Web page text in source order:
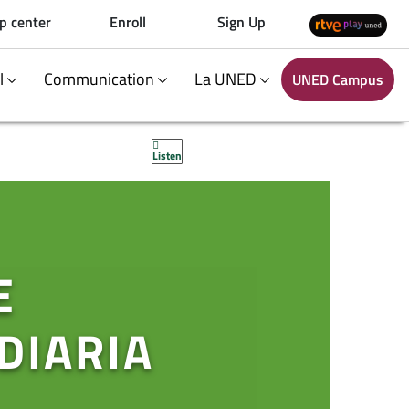
center Enroll Sign Up
Communication La UNED UNED Campus
Listen